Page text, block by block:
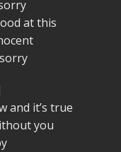
at this
and it’s true
you